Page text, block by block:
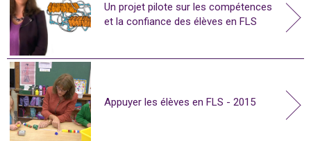
Un projet pilote sur les compétences
et la confiance des élèves en FLS
Appuyer les élèves en FLS - 2015